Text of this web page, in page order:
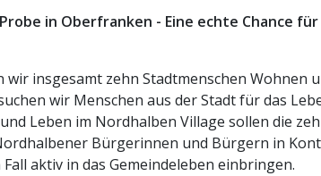
in Oberfranken - Eine echte Chance
wir insgesamt zehn Stadtmenschen Wohnen
wir Menschen aus der Stadt für das
Leben im Nordhalben Village sollen die
Bürgerinnen und Bürgern in
aktiv in das Gemeindeleben einbringen.